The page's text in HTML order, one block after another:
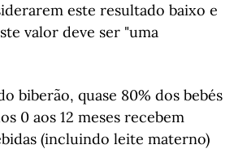
este resultado baixo e
valor deve ser "uma
biberão, quase 80% dos bebés
0 aos 12 meses recebem
(incluindo leite materno)